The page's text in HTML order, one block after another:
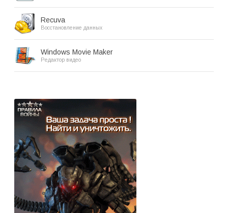
Recuva
Восстановление данных
Windows Movie Maker
Редактор видео